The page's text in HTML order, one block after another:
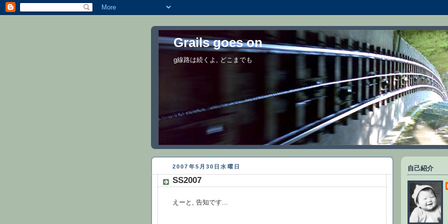
Grails goes on
g線路は続くよ, どこまでも
2007年5月30日水曜日
SS2007
えーと, 告知です...
自己紹介